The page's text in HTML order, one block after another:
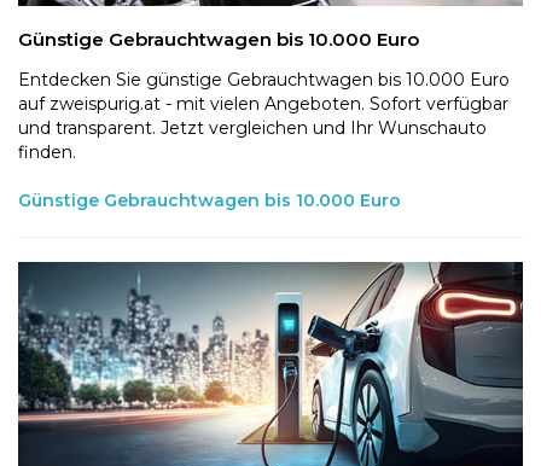
Günstige Gebrauchtwagen bis 10.000 Euro
Entdecken Sie günstige Gebrauchtwagen bis 10.000 Euro
auf zweispurig.at - mit vielen Angeboten. Sofort verfügbar
und transparent. Jetzt vergleichen und Ihr Wunschauto
finden.
Günstige Gebrauchtwagen bis 10.000 Euro